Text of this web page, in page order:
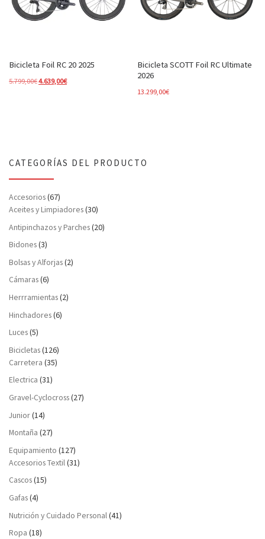
Bicicleta Foil RC 20 2025
5.799,00€El precio original era: 5.799,00€.
4.639,00€El precio actual es: 4.639,00€.
Bicicleta SCOTT Foil RC Ultimate
2026
13.299,00€
CATEGORÍAS DEL PRODUCTO
Accesorios(67)
Aceites y Limpiadores(30)
Antipinchazos y Parches(20)
Bidones(3)
Bolsas y Alforjas(2)
Cámaras(6)
Herrramientas(2)
Hinchadores(6)
Luces(5)
Bicicletas(126)
Carretera (35)
Electrica (31)
Gravel-Cyclocross(27)
Junior(14)
Montaña (27)
Equipamiento (127)
Accesorios Textil(31)
Cascos(15)
Gafas(4)
Nutrición y Cuidado Personal(41)
Ropa (18)